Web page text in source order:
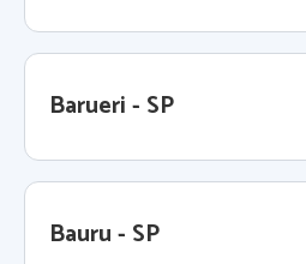
Barueri - SP
Bauru - SP